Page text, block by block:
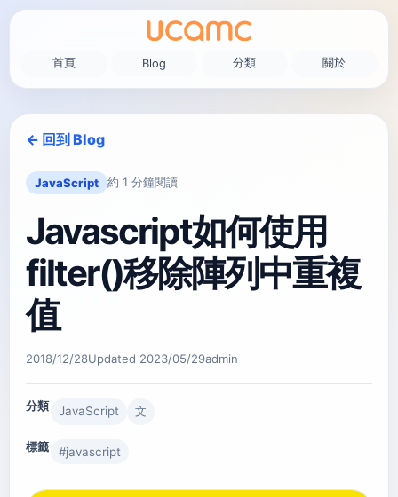
首頁 Blog 分類 關於
← 回到 Blog
JavaScript 約 1 分鐘閱讀
Javascript如何使用
filter()移除陣列中重複
值
2018/12/28Updated 2023/05/29admin
分類 JavaScript 文
標籤 #javascript